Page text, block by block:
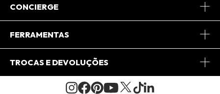
Sobre Nós
Journal
CONCIERGE
Central de Relacionamento
FERRAMENTAS
Minha Conta
Pedido de Presente
TROCAS E DEVOLUÇÕES
Condições Gerais